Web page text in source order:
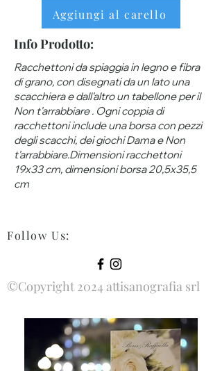
Aggiungi al carello
Info Prodotto:
Racchettoni da spiaggia in legno e fibra
di grano, con disegnati da un lato una
scacchiera e dall'altro un tabellone per il
Non t'arrabbiare . Ogni coppia di
racchettoni include una borsa con pezzi
degli scacchi, dei giochi Dama e Non
t'arrabbiare.Dimensioni racchettoni
19x33 cm, dimensioni borsa 20,5x35,5
cm
Follow Us:
©Copyright 2024 attisanografia srl